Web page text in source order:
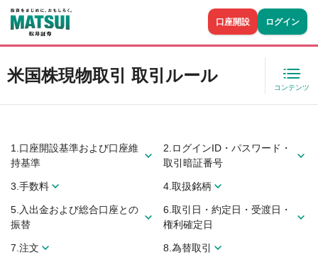
口座開設 ログイン
米国株現物取引 取引ルール
コンテンツ
1.口座開設基準および口座維
持基準
2.ログインID・パスワード・
取引暗証番号
3.手数料 4.取扱銘柄
5.入出金および総合口座との
振替
6.取引日・約定日・受渡日・
権利確定日
7.注文 8.為替取引